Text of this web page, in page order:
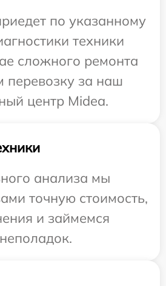
по указанному
техники
сложного ремонта
перевозку за наш
центр Midea.
анализа мы
точную стоимость,
и займемся